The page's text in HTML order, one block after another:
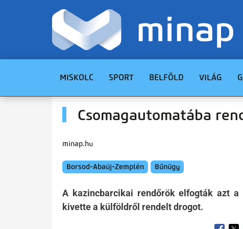
MISKOLC SPORT BELFÖLD VILÁG
Csomagautomatába
minap.hu
Borsod-Abaúj-Zemplén Bűnügy
A kazincbarcikai rendőrök elfogták azt
kivette a külföldről rendelt drogot.